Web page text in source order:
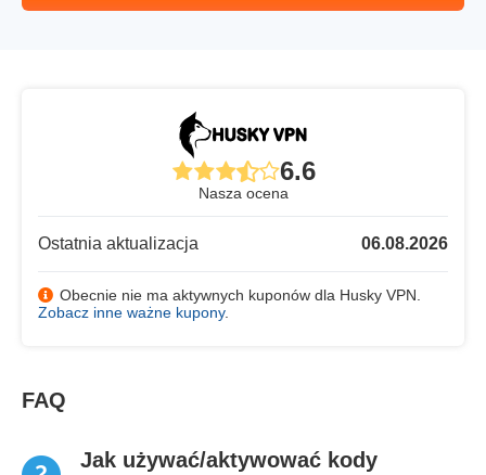
6.6
Nasza ocena
Ostatnia aktualizacja 06.08.2026
Obecnie nie ma aktywnych kuponów dla Husky VPN.
Zobacz inne ważne kupony.
FAQ
Jak używać/aktywować kody